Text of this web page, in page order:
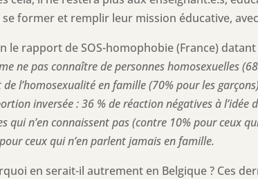
se former et remplir leur mission éducative,
le rapport de SOS-homophobie (France) datant
ne pas connaître de personnes homosexuelles
de l’homosexualité en famille (70% pour les
inversée : 36 % de réaction négatives à
qui n’en connaissent pas (contre 10% pour ceux
ceux qui n’en parlent jamais en famille.
en serait-il autrement en Belgique ? Ces